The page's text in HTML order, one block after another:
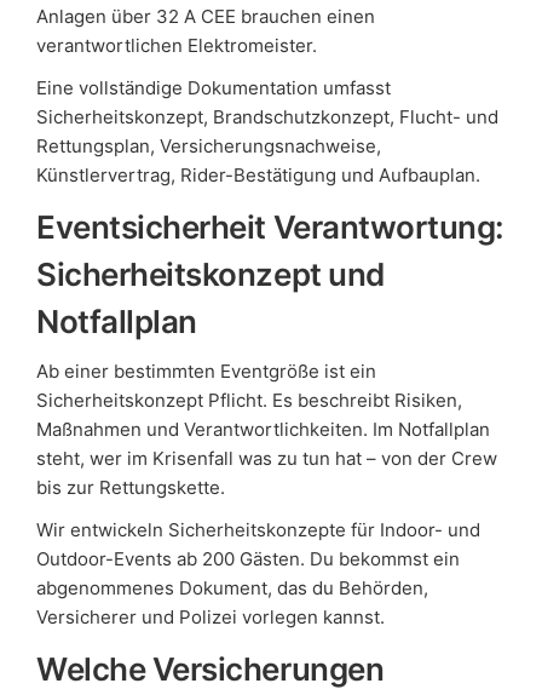
Anlagen über 32 A CEE brauchen einen
verantwortlichen Elektromeister.
Eine vollständige Dokumentation umfasst
Sicherheitskonzept, Brandschutzkonzept, Flucht- und
Rettungsplan, Versicherungsnachweise,
Künstlervertrag, Rider-Bestätigung und Aufbauplan.
Eventsicherheit Verantwortung:
Sicherheitskonzept und
Notfallplan
Ab einer bestimmten Eventgröße ist ein
Sicherheitskonzept Pflicht. Es beschreibt Risiken,
Maßnahmen und Verantwortlichkeiten. Im Notfallplan
steht, wer im Krisenfall was zu tun hat – von der Crew
bis zur Rettungskette.
Wir entwickeln Sicherheitskonzepte für Indoor- und
Outdoor-Events ab 200 Gästen. Du bekommst ein
abgenommenes Dokument, das du Behörden,
Versicherer und Polizei vorlegen kannst.
Welche Versicherungen